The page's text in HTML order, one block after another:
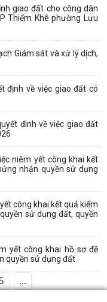
giao đất cho công dân
Thiểm Khê phường Lưu
Giám sát và xử lý dịch,
định về việc giao đất có
đinh về việc giao đất
niêm yết công khai kết
nhận quyền sử dụng
công khai kết quả kiểm
sử dụng đất, quyền
yết công khai hồ sơ đề
quyền sử dụng đất
...